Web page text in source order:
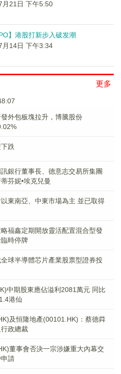
月21日 下午5:50
】港股打新步入破发潮
月14日 下午3:34
更多
發外包板塊拉升，博騰股份
跌
銀行董事長、德意志交易所集團
芬妮•埃克兒曼
東南亞、中東市場為主 並已取得
略福鑫定期開放靈活配置混合型發
時停牌
全球半導體芯片產業股票型證券投
中期股東應佔溢利2081萬元 同比
港仙
及恒隆地產(00101.HK)：蔡德粦
政總裁
董事會否決一宗涉嫌重大內幕交
請